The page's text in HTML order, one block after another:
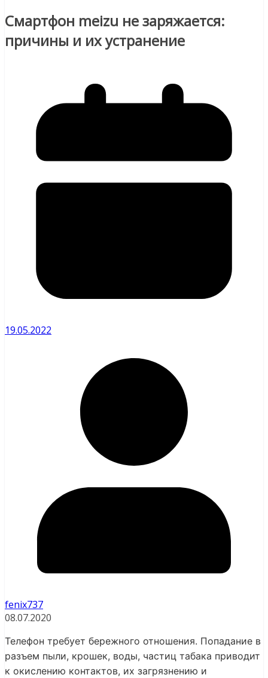
Смартфон meizu не заряжается:
причины и их устранение
19.05.2022
fenix737
08.07.2020
Телефон требует бережного отношения. Попадание в
разъем пыли, крошек, воды, частиц табака приводит
к окислению контактов, их загрязнению и